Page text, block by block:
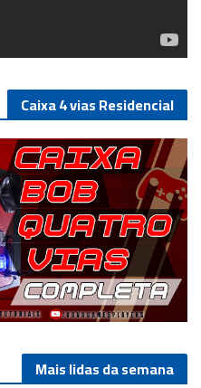
Caixa 4 vias Residencial
Mais lidas da semana